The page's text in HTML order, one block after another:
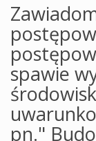
spawie
pn."